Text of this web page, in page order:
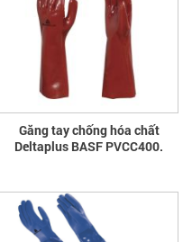
Găng tay chống hóa chất
Deltaplus BASF PVCC400.